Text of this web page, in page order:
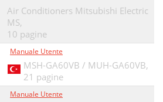
Air Conditioners Mitsubishi Electric
MS,
10 pagine
Manuale Utente
MSH-GA60VB / MUH-GA60VB,
21 pagine
Manuale Utente